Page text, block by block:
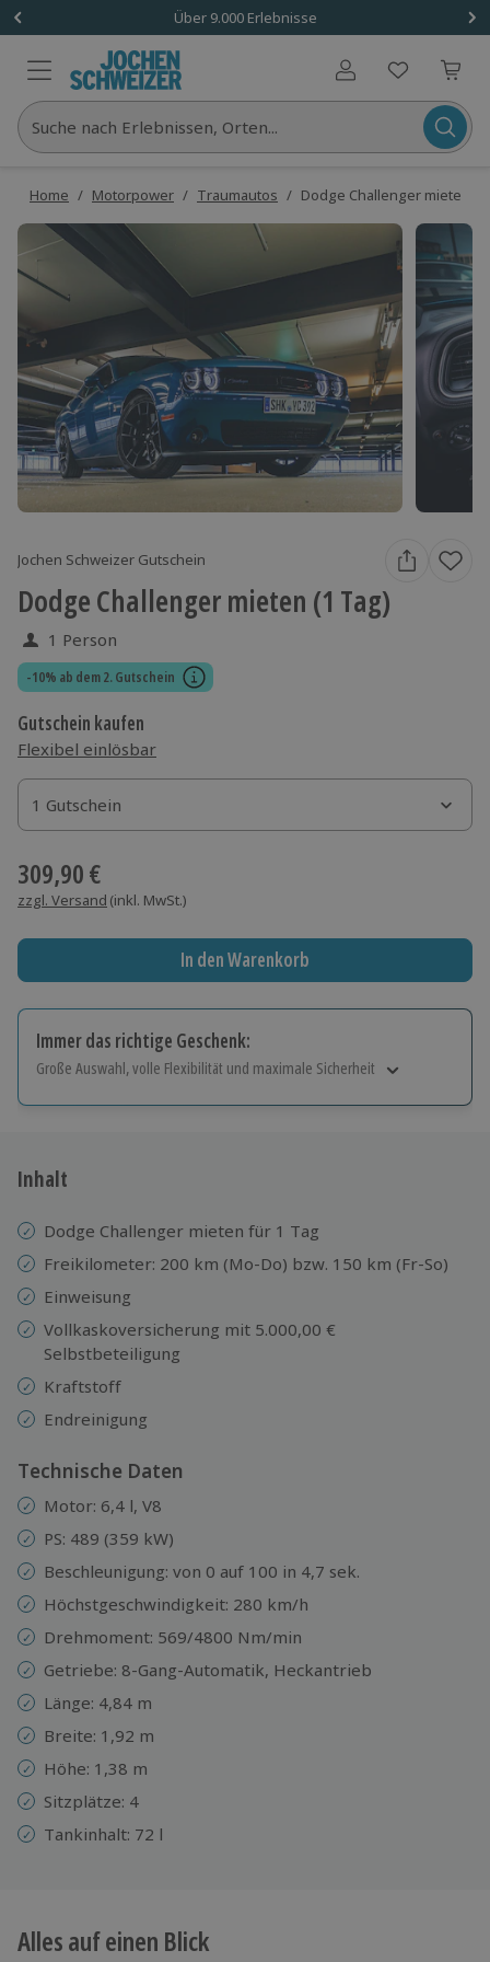
Über 9.000 Erlebnisse
Benutzerkonto
Suche nach Erlebnissen, Orten...
Home / Motorpower / Traumautos / Dodge Challenger mieten (1
Jochen Schweizer Gutschein
Dodge Challenger mieten (1 Tag)
1 Person
-10% ab dem 2. Gutschein
Gutschein kaufen
Flexibel einlösbar
1 Gutschein
1 Gutschein
1 Gutschein
309,90 €
zzgl. Versand (inkl. MwSt.)
In den Warenkorb
Immer das richtige Geschenk:
Große Auswahl, volle Flexibilität und maximale Sicherheit
Jeder Gutschein für alle Erlebnisse einlösbar.
Inhalt
Dodge Challenger mieten für 1 Tag
Freikilometer: 200 km (Mo-Do) bzw. 150 km (Fr-So)
Einweisung
Vollkaskoversicherung mit 5.000,00 €
Selbstbeteiligung
Kraftstoff
Endreinigung
Technische Daten
Motor: 6,4 l, V8
PS: 489 (359 kW)
Beschleunigung: von 0 auf 100 in 4,7 sek.
Höchstgeschwindigkeit: 280 km/h
Drehmoment: 569/4800 Nm/min
Getriebe: 8-Gang-Automatik, Heckantrieb
Länge: 4,84 m
Breite: 1,92 m
Höhe: 1,38 m
Sitzplätze: 4
Tankinhalt: 72 l
Alles auf einen Blick